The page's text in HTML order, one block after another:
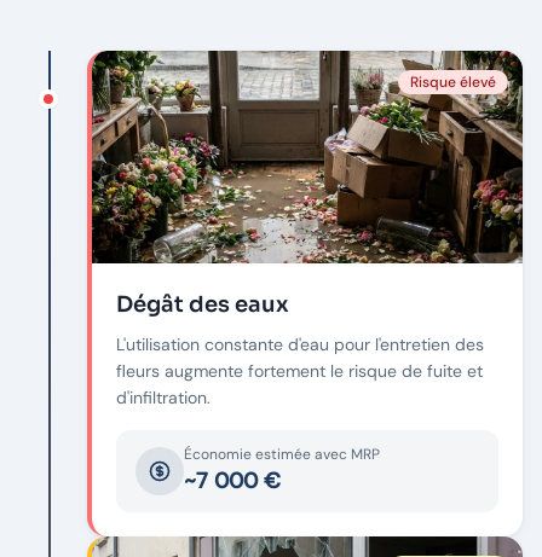
Risque élevé
Dégât des eaux
L'utilisation constante d'eau pour l'entretien des
fleurs augmente fortement le risque de fuite et
d'infiltration.
Économie estimée avec MRP
~7 000 €